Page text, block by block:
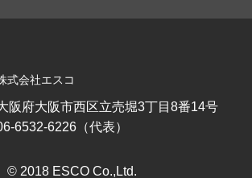
式会社エスコ
阪府大阪市西区立売堀3丁目8番14号
6532-6226（代表）
© 2018 ESCO Co.,Ltd.